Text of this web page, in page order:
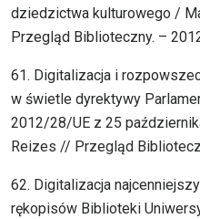
dziedzictwa kulturowego /
Przegląd Biblioteczny. –
61. Digitalizacja i
w świetle dyrektywy
2012/28/UE z 25
Reizes // Przegląd
62. Digitalizacja
rękopisów Biblioteki